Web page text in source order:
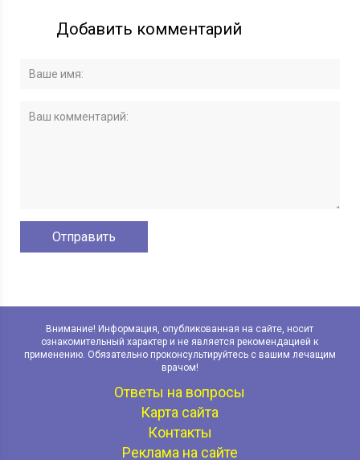
Добавить комментарий
Внимание! Информация, опубликованная на сайте, носит
ознакомительный характер и не является рекомендацией к
применению. Обязательно проконсультируйтесь с вашим лечащим
врачом!
Ответы на вопросы
Карта сайта
Контакты
Реклама на сайте